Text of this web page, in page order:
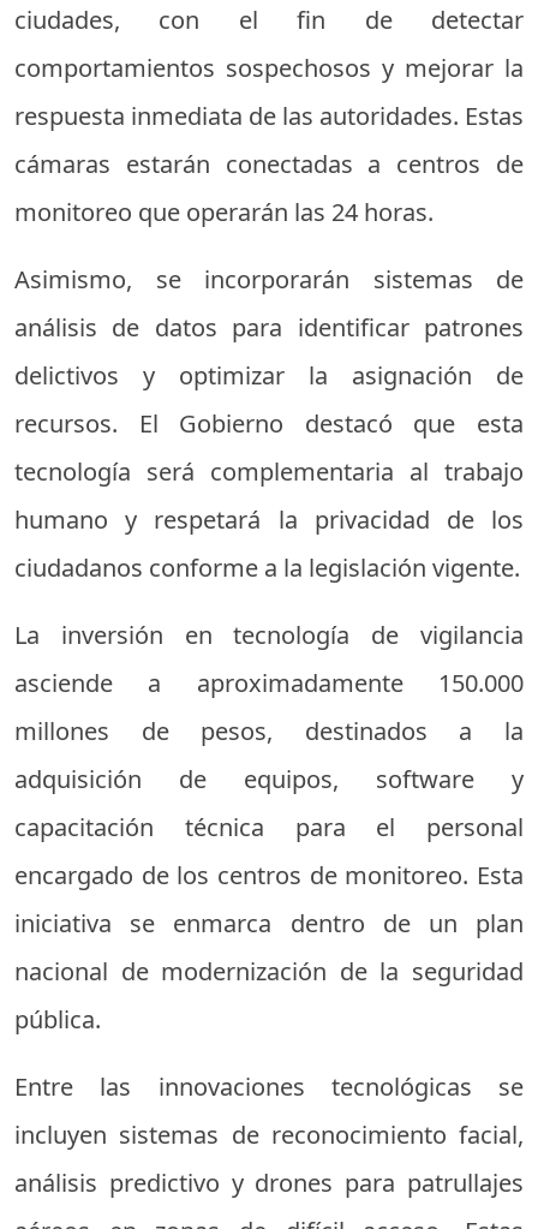
ciudades, con el fin de detectar
comportamientos sospechosos y mejorar la
respuesta inmediata de las autoridades. Estas
cámaras estarán conectadas a centros de
monitoreo que operarán las 24 horas.
Asimismo, se incorporarán sistemas de
análisis de datos para identificar patrones
delictivos y optimizar la asignación de
recursos. El Gobierno destacó que esta
tecnología será complementaria al trabajo
humano y respetará la privacidad de los
ciudadanos conforme a la legislación vigente.
La inversión en tecnología de vigilancia
asciende a aproximadamente 150.000
millones de pesos, destinados a la
adquisición de equipos, software y
capacitación técnica para el personal
encargado de los centros de monitoreo. Esta
iniciativa se enmarca dentro de un plan
nacional de modernización de la seguridad
pública.
Entre las innovaciones tecnológicas se
incluyen sistemas de reconocimiento facial,
análisis predictivo y drones para patrullajes